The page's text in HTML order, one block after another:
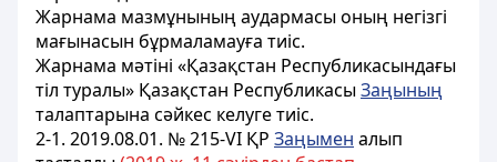
Жарнама мазмұнының аудармасы оның негiзгi
мағынасын бұрмаламауға тиiс.
Жарнама мәтіні «Қазақстан Республикасындағы
тіл туралы» Қазақстан РеспубликасыЗаңының
талаптарына сәйкес келуге тиіс.
2-1. 2019.08.01. № 215-VІ ҚР Заңымен алып